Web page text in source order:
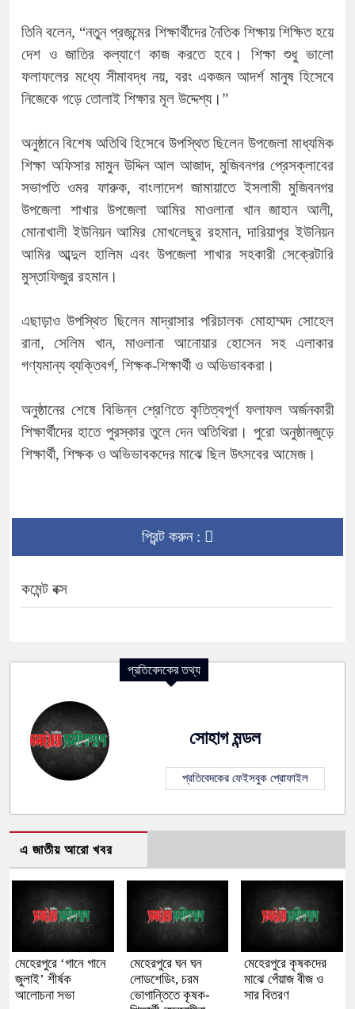
তিনি বলেন, “নতুন প্রজন্মের শিক্ষার্থীদের নৈতিক শিক্ষায় শিক্ষিত হয়ে
দেশ ও জাতির কল্যাণে কাজ করতে হবে। শিক্ষা শুধু ভালো
ফলাফলের মধ্যে সীমাবদ্ধ নয়, বরং একজন আদর্শ মানুষ হিসেবে
নিজেকে গড়ে তোলাই শিক্ষার মূল উদ্দেশ্য।”
অনুষ্ঠানে বিশেষ অতিথি হিসেবে উপস্থিত ছিলেন উপজেলা মাধ্যমিক
শিক্ষা অফিসার মামুন উদ্দিন আল আজাদ, মুজিবনগর প্রেসক্লাবের
সভাপতি ওমর ফারুক, বাংলাদেশ জামায়াতে ইসলামী মুজিবনগর
উপজেলা শাখার উপজেলা আমির মাওলানা খান জাহান আলী,
মোনাখালী ইউনিয়ন আমির মোখলেছুর রহমান, দারিয়াপুর ইউনিয়ন
আমির আব্দুল হালিম এবং উপজেলা শাখার সহকারী সেক্রেটারি
মুস্তাফিজুর রহমান।
এছাড়াও উপস্থিত ছিলেন মাদ্রাসার পরিচালক মোহাম্মদ সোহেল
রানা, সেলিম খান, মাওলানা আনোয়ার হোসেন সহ এলাকার
গণ্যমান্য ব্যক্তিবর্গ, শিক্ষক-শিক্ষার্থী ও অভিভাবকরা।
অনুষ্ঠানের শেষে বিভিন্ন শ্রেণিতে কৃতিত্বপূর্ণ ফলাফল অর্জনকারী
শিক্ষার্থীদের হাতে পুরস্কার তুলে দেন অতিথিরা। পুরো অনুষ্ঠানজুড়ে
শিক্ষার্থী, শিক্ষক ও অভিভাবকদের মাঝে ছিল উৎসবের আমেজ।
প্রিন্ট করুন :
কমেন্ট বক্স
প্রতিবেদকের তথ্য
সোহাগ মন্ডল
প্রতিবেদকের ফেইসবুক প্রোফাইল
এ জাতীয় আরো খবর
মেহেরপুরে ‘গানে গানে
জুলাই’ শীর্ষক
আলোচনা সভা
মেহেরপুরে ঘন ঘন
লোডশেডিং, চরম
ভোগান্তিতে কৃষক-
মেহেরপুরে কৃষকদের
মাঝে পেঁয়াজ বীজ ও
সার বিতরণ